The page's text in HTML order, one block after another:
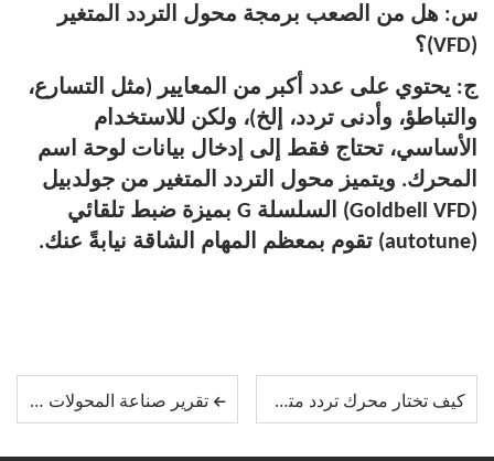
س: هل من الصعب برمجة محول التردد المتغير
(VFD)؟
ج: يحتوي على عدد أكبر من المعايير (مثل التسارع،
والتباطؤ، وأدنى تردد، إلخ)، ولكن للاستخدام
الأساسي، تحتاج فقط إلى إدخال بيانات لوحة اسم
المحرك. ويتميز محول التردد المتغير من جولدبيل
(Goldbell VFD) السلسلة G بميزة ضبط تلقائي
(autotune) تقوم بمعظم المهام الشاقة نيابةً عنك.
تقرير صناعة المحولات المتغيرة التردد لعام ٢٠٢٦: لماذا يُعَدّ طراز Goldbell G580M البديل الرائد عن منتجات Siemens/ABB وأفضل حلٍّ من مصنع المنشأ من حيث القيمة كيف تختار محرك تردد متغير لمضخة مياه تعمل بالطاقة الشمسية؟